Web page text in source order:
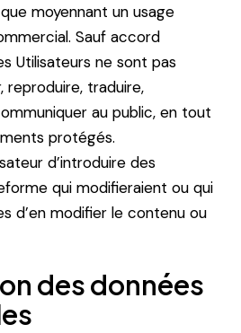
moyennant un usage
Sauf accord
Utilisateurs ne sont pas
reproduire, traduire,
au public, en tout
protégés.
d’introduire des
qui modifieraient ou qui
d’en modifier le contenu ou
des données